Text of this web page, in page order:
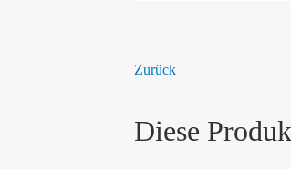
Zurück
Diese